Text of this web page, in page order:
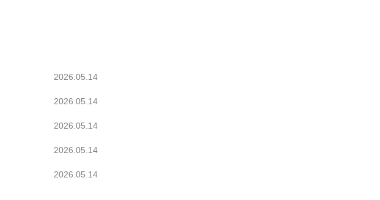
2026.05.14
2026.05.14
2026.05.14
2026.05.14
2026.05.14